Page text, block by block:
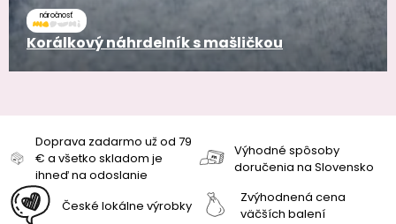
náročnosť
Korálkový náhrdelník s mašličkou
Doprava zadarmo už od 79
€ a všetko skladom je
ihneď na odoslanie
Výhodné spôsoby
doručenia na Slovensko
České lokálne výrobky
Zvýhodnená cena
väčších balení